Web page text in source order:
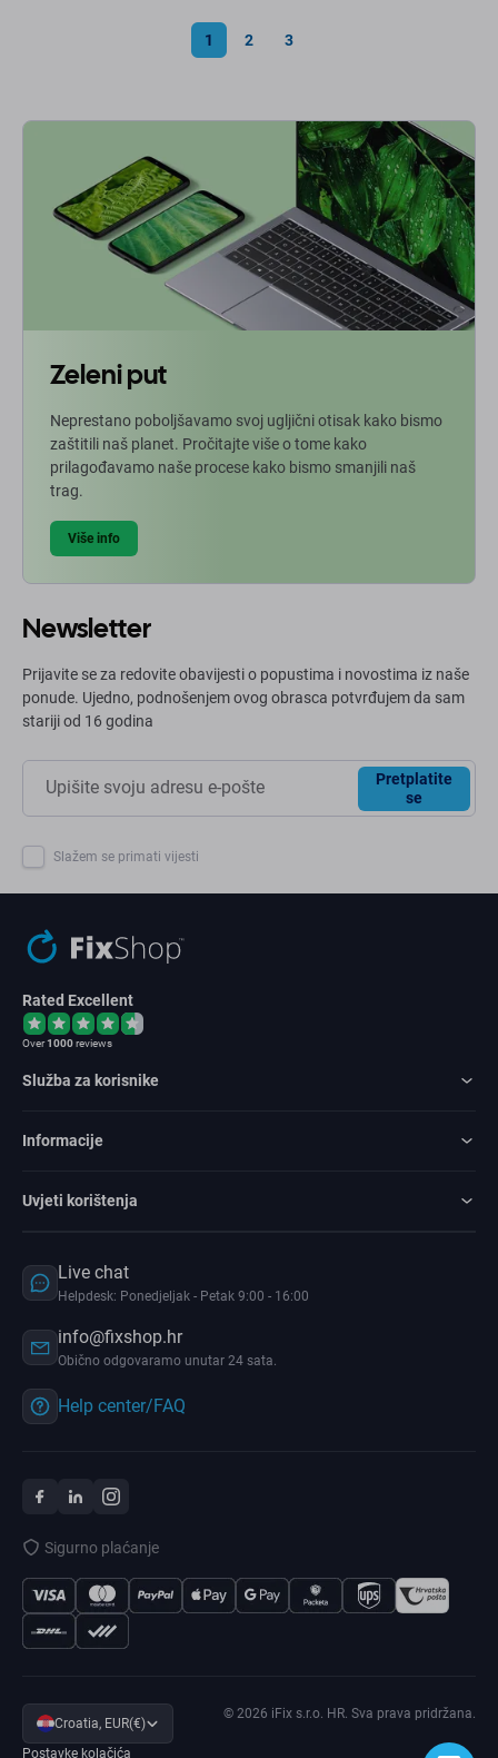
1 2 3
Zeleni put
Neprestano poboljšavamo svoj ugljični otisak kako bismo
zaštitili naš planet. Pročitajte više o tome kako
prilagođavamo naše procese kako bismo smanjili naš
trag.
Više info
Newsletter
Prijavite se za redovite obavijesti o popustima i novostima iz naše
ponude. Ujedno, podnošenjem ovog obrasca potvrđujem da sam
stariji od 16 godina
Pretplatite
se
Slažem se primati vijesti
Rated Excellent
Over1000reviews
Služba za korisnike
Informacije
Uvjeti korištenja
Live chat
Helpdesk: Ponedjeljak - Petak 9:00 - 16:00
info@fixshop.hr
Obično odgovaramo unutar 24 sata.
Help center/FAQ
Sigurno plaćanje
Croatia, EUR(€)
Postavke kolačića
© 2026 iFix s.r.o. HR. Sva prava pridržana.